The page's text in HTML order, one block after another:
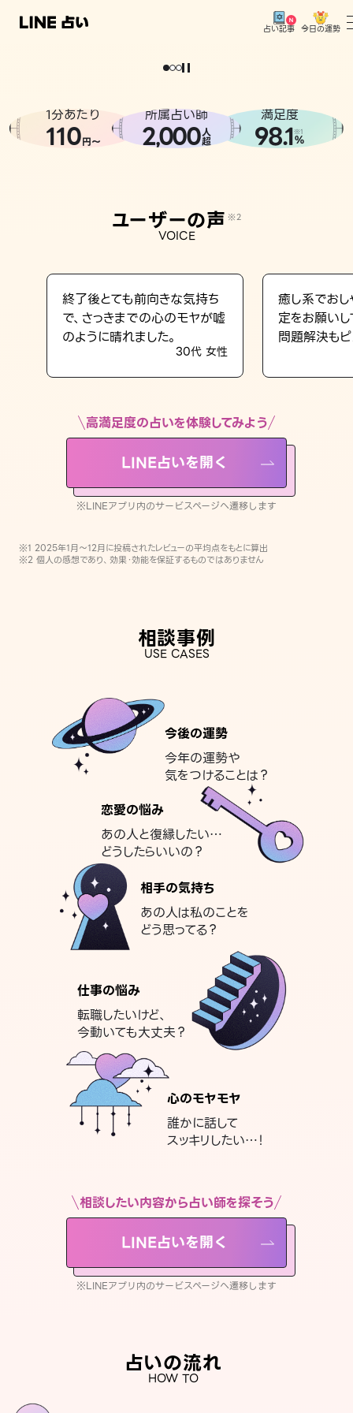
占い記事 今日の運勢
相談事例
LINE占いを開く
※LINEアプリ内のサービスページへ遷移します
どうせなら
。
1分あたり
110円〜
所属占い師
2,000人
超
満足度
98.1※1
%
ユーザーの声 ※2
VOICE
終了後とても前向きな気持ち
で、さっきまでの心のモヤが嘘
のように晴れました。
30代 女性
癒し系でおし
定をお願い
問題解決もピ
高満足度の占いを体験してみよう
LINE占いを開く
※LINEアプリ内のサービスページへ遷移します
※1 2025年1月〜12月に投稿されたレビューの平均点をもとに算出
※2 個人の感想であり、効果・効能を保証するものではありません
相談事例
USE CASES
今後の運勢
今年の運勢や
気をつけることは？
恋愛の悩み
あの人と復縁したい…
どうしたらいいの？
相手の気持ち
あの人は私のことを
どう思ってる？
仕事の悩み
転職したいけど、
今動いても大丈夫？
心のモヤモヤ
誰かに話して
スッキリしたい…！
相談したい内容から占い師を探そう
LINE占いを開く
※LINEアプリ内のサービスページへ遷移します
占いの流れ
HOW TO